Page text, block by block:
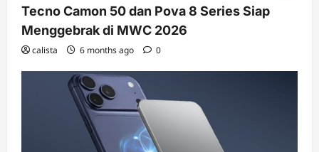
Tecno Camon 50 dan Pova 8 Series Siap
Menggebrak di MWC 2026
calista 6 months ago 0